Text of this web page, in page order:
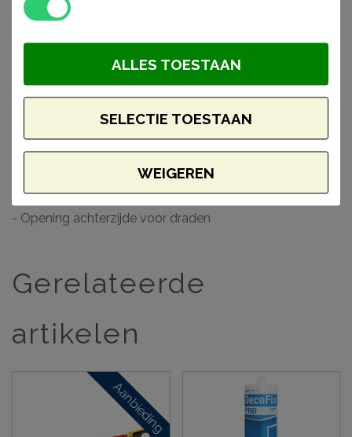
gemakkelijk af met de lijmen van Decofix (Orac) en
Adefix (NMC).
Waarom kiezen voor een Axxent Duropolymer®
- Toepasbaar in vochtige ruimtes
- Hoge dichtheid vanwege Duropolymer®
- Voorgeschilderd en extreem stootvast
- Opening achterzijde voor draden
Gerelateerde
artikelen
Aanbieding
WEIGEREN
SELECTIE TOESTAAN
ALLES TOESTAAN